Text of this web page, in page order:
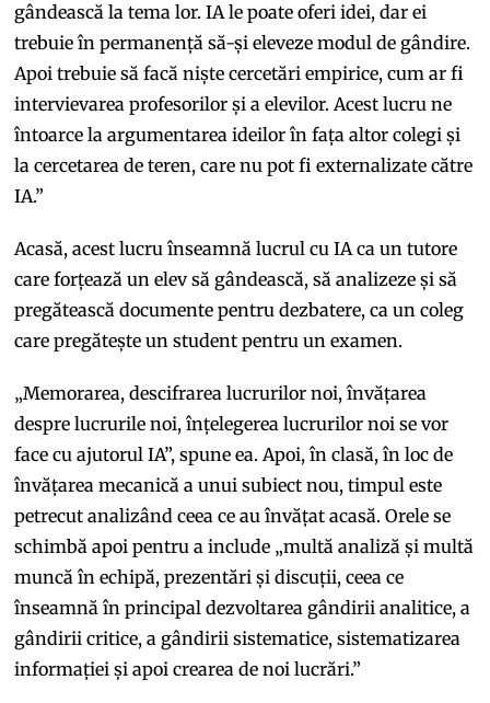
gândească la tema lor. IA le poate oferi idei, dar ei
trebuie în permanență să-și eleveze modul de gândire.
Apoi trebuie să facă niște cercetări empirice, cum ar fi
intervievarea profesorilor și a elevilor. Acest lucru ne
întoarce la argumentarea ideilor în fața altor colegi și
la cercetarea de teren, care nu pot fi externalizate către
IA.”
Acasă, acest lucru înseamnă lucrul cu IA ca un tutore
care forțează un elev să gândească, să analizeze și să
pregătească documente pentru dezbatere, ca un coleg
care pregătește un student pentru un examen.
„Memorarea, descifrarea lucrurilor noi, învățarea
despre lucrurile noi, înțelegerea lucrurilor noi se vor
face cu ajutorul IA”, spune ea. Apoi, în clasă, în loc de
învățarea mecanică a unui subiect nou, timpul este
petrecut analizând ceea ce au învățat acasă. Orele se
schimbă apoi pentru a include „multă analiză și multă
muncă în echipă, prezentări și discuții, ceea ce
înseamnă în principal dezvoltarea gândirii analitice, a
gândirii critice, a gândirii sistematice, sistematizarea
informației și apoi crearea de noi lucrări.”